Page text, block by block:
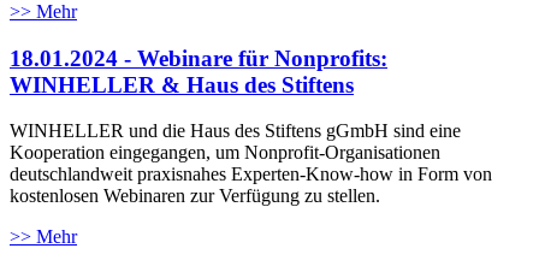
>> Mehr
18.01.2024 - Webinare für Nonprofits:
WINHELLER & Haus des Stiftens
WINHELLER und die Haus des Stiftens gGmbH sind eine
Kooperation eingegangen, um Nonprofit-Organisationen
deutschlandweit praxisnahes Experten-Know-how in Form von
kostenlosen Webinaren zur Verfügung zu stellen.
>> Mehr